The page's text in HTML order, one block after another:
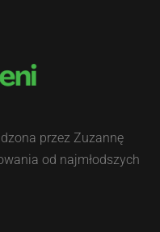
przez Zuzannę
od najmłodszych